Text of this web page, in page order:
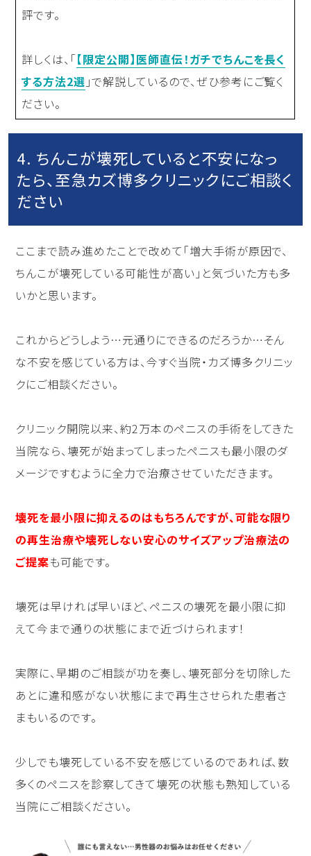
評です。
詳しくは、「【限定公開】医師直伝！ガチでちんこを長く
する方法2選 」で解説しているので、ぜひ参考にご覧く
ださい。
4. ちんこが壊死していると不安になっ
たら、至急カズ博多クリニックにご相談く
ださい
ここまで読み進めたことで改めて「増大手術が原因で、
ちんこが壊死している可能性が高い」と気づいた方も多
いかと思います。
これからどうしよう…元通りにできるのだろうか…そん
な不安を感じている方は、今すぐ当院・カズ博多クリニッ
クにご相談ください。
クリニック開院以来、約2万本のペニスの手術をしてきた
当院なら、壊死が始まってしまったペニスも最小限のダ
メージですむように全力で治療させていただきます。
壊死を最小限に抑えるのはもちろんですが、可能な限り
の再生治療や壊死しない安心のサイズアップ治療法の
ご提案も可能です。
壊死は早ければ早いほど、ペニスの壊死を最小限に抑
えて今まで通りの状態にまで近づけられます！
実際に、早期のご相談が功を奏し、壊死部分を切除した
あとに違和感がない状態にまで再生させられた患者さ
まもいるのです。
少しでも壊死している不安を感じているのであれば、数
多くのペニスを診察してきて壊死の状態も熟知している
当院にご相談ください。